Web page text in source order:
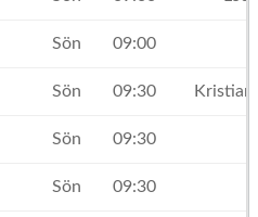
Sön 09:00
Sön 09:30
Sön 09:30
Sön 09:30